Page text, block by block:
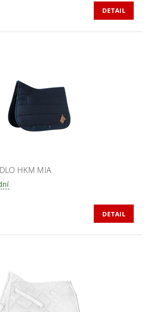
DETAIL
HKM MIA
DETAIL